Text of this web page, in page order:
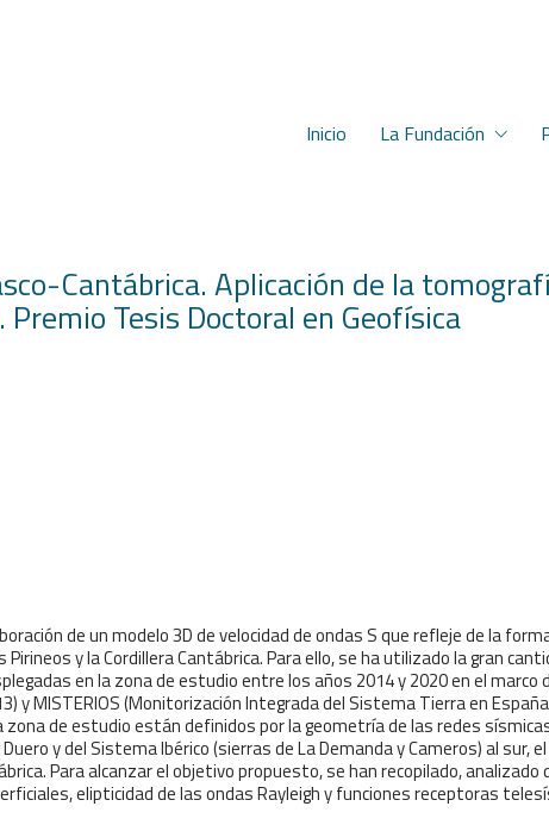
Inicio La Fundación
Cantábrica. Aplicación de la
Tesis Doctoral en Geofísica
de un modelo 3D de velocidad de ondas S que refleje de la
y la Cordillera Cantábrica. Para ello, se ha utilizado la gran
en la zona de estudio entre los años 2014 y 2020 en el marco
y MISTERIOS (Monitorización Integrada del Sistema Tierra en
de estudio están definidos por la geometría de las redes sísmicas
y del Sistema Ibérico (sierras de La Demanda y Cameros) al sur,
Para alcanzar el objetivo propuesto, se han recopilado,
elipticidad de las ondas Rayleigh y funciones receptoras